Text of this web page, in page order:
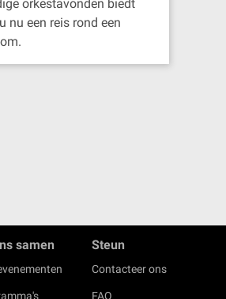
orkestavonden biedt
nu een reis rond een
samen Steun
Contacteer ons
FAQ